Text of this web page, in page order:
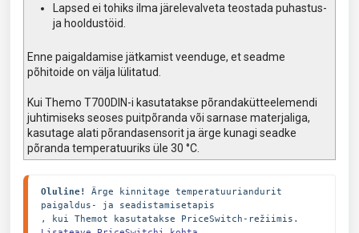
Lapsed ei tohiks ilma järelevalveta teostada puhastus-
ja hooldustöid.
Enne paigaldamise jätkamist veenduge, et seadme
põhitoide on välja lülitatud.
Kui Themo T700DIN-i kasutatakse põrandakütteelemendi
juhtimiseks seoses puitpõranda või sarnase materjaliga,
kasutage alati põrandasensorit ja ärge kunagi seadke
põranda temperatuuriks üle 30 °C.
Oluline!
Ärge kinnitage temperatuuriandurit
paigaldus- ja seadistamisetapis